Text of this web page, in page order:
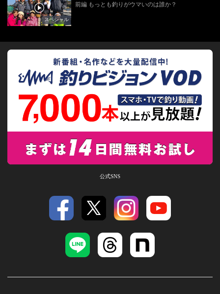
スペシャル
前編 もっとも釣りがウマいのは誰か？
公式SNS